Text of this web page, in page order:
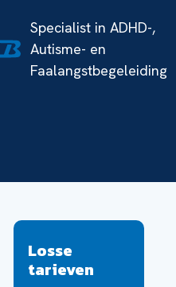
Specialist in ADHD-,
Autisme- en
Faalangstbegeleiding
Losse
tarieven